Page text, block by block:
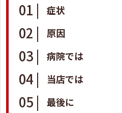
症状
原因
病院では
当店では
最後に